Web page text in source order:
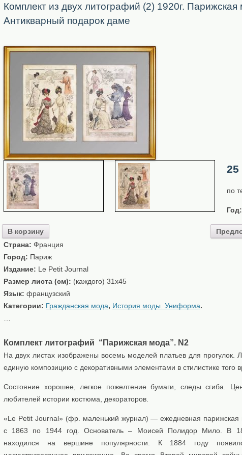
Комплект из двух литографий (2) 1920г.
Антикварный подарок даме
25
В корзину
по
Год:
Страна: Франция
Город: Париж
Издание: Le Petit Journal
Размер листа (см): (каждого) 31x45
Язык: французский
Категории: Гражданская мода, История моды. Униформа.
Комплект литографий “Парижская мода”. N2
На двух листах изображены восемь моделей платьев для прогулок.
единую композицию с декоративными элементами в стилистике того
Состояние хорошее, легкое пожелтение бумаги, следы сгиба.
любителей истории костюма, декораторов.
«Le Petit Journal» (фр. маленький журнал) — ежедневная парижская
с 1863 по 1944 год. Oснователь – Моисей Полидор Мило. В
находился на вершине популярности. К 1884 году